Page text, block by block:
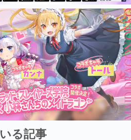
記事ランキング
覧
以上！ ページビュー数万以上！ などな
る記事